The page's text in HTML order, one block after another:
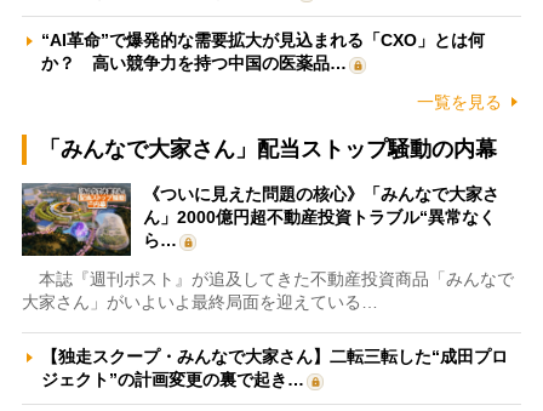
“AI革命”で爆発的な需要拡大が見込まれる「CXO」とは何
か？ 高い競争力を持つ中国の医薬品…
一覧を見る
「みんなで大家さん」配当ストップ騒動の内幕
《ついに見えた問題の核心》「みんなで大家さ
ん」2000億円超不動産投資トラブル“異常なく
ら…
本誌『週刊ポスト』が追及してきた不動産投資商品「みんなで
大家さん」がいよいよ最終局面を迎えている…
【独走スクープ・みんなで大家さん】二転三転した“成田プロ
ジェクト”の計画変更の裏で起き…